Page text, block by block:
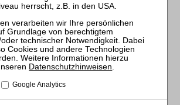
Ermächtigung des vorläufigen
zur Abberufung der gesetzlichen Vertreter
Datenschutzhinweisen
Google Analytics